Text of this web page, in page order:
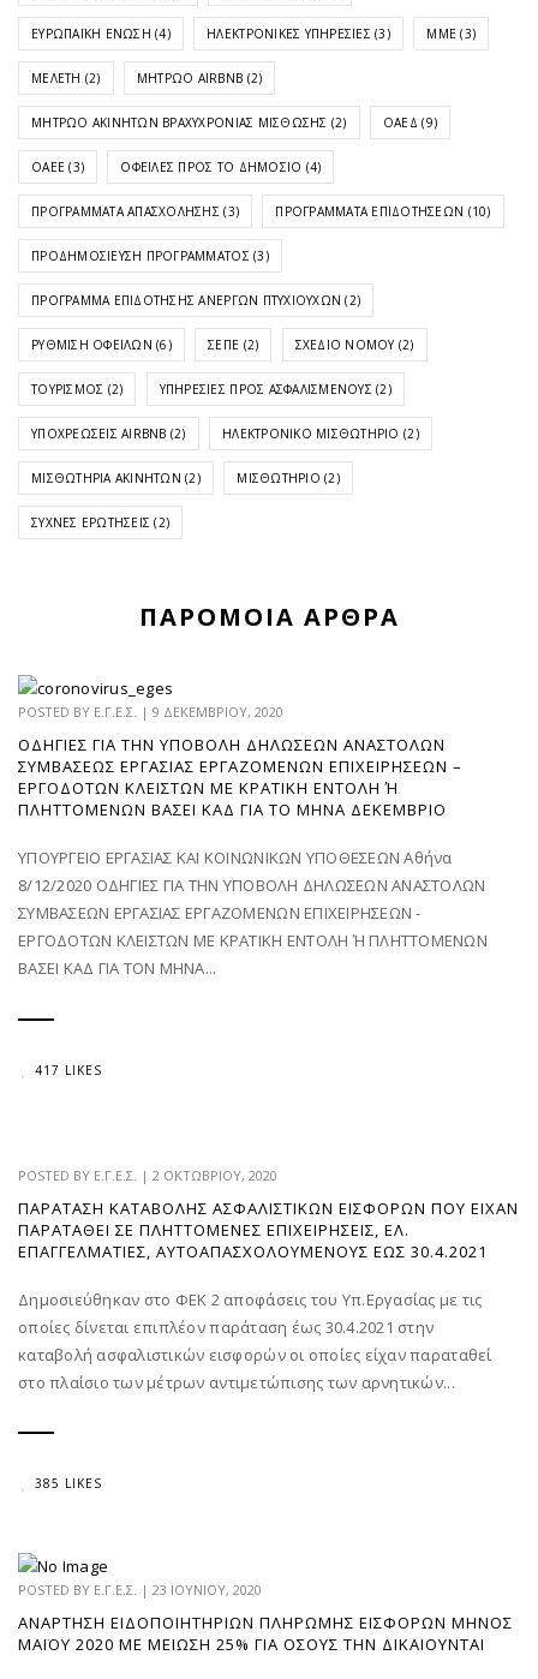
ΕΥΡΩΠΑΪΚΉ ΈΝΩΣΗ (4) ΗΛΕΚΤΡΟΝΙΚΈΣ ΥΠΗΡΕΣΊΕΣ (3) ΜΜΕ (3)
ΜΕΛΈΤΗ (2) ΜΗΤΡΏΟ AIRBNB (2)
ΜΗΤΡΏΟ ΑΚΙΝΉΤΩΝ ΒΡΑΧΥΧΡΌΝΙΑΣ ΜΊΣΘΩΣΗΣ (2) ΟΑΕΔ (9)
ΟΑΕΕ (3) ΟΦΕΙΛΈΣ ΠΡΟΣ ΤΟ ΔΗΜΌΣΙΟ (4)
ΠΡΟΓΡΆΜΜΑΤΑ ΑΠΑΣΧΌΛΗΣΗΣ (3) ΠΡΟΓΡΆΜΜΑΤΑ ΕΠΙΔΟΤΉΣΕΩΝ (10)
ΠΡΟΔΗΜΟΣΊΕΥΣΗ ΠΡΟΓΡΆΜΜΑΤΟΣ (3)
ΠΡΌΓΡΑΜΜΑ ΕΠΙΔΌΤΗΣΗΣ ΑΝΈΡΓΩΝ ΠΤΥΧΙΟΎΧΩΝ (2)
ΡΎΘΜΙΣΗ ΟΦΕΙΛΏΝ (6) ΣΕΠΕ (2) ΣΧΈΔΙΟ ΝΌΜΟΥ (2)
ΤΟΥΡΙΣΜΌΣ (2) ΥΠΗΡΕΣΊΕΣ ΠΡΟΣ ΑΣΦΑΛΙΣΜΈΝΟΥΣ (2)
ΥΠΟΧΡΕΏΣΕΙΣ AIRBNB (2) ΗΛΕΚΤΡΟΝΙΚΌ ΜΙΣΘΩΤΉΡΙΟ (2)
ΜΙΣΘΩΤΉΡΙΑ ΑΚΙΝΉΤΩΝ (2) ΜΙΣΘΩΤΉΡΙΟ (2)
ΣΥΧΝΈΣ ΕΡΩΤΉΣΕΙΣ (2)
ΠΑΡΌΜΟΙΑ ΆΡΘΡΑ
POSTED BY Ε.Γ.Ε.Σ. | 9 ΔΕΚΕΜΒΡΊΟΥ, 2020
ΟΔΗΓΊΕΣ ΓΙΑ ΤΗΝ ΥΠΟΒΟΛΉ ΔΗΛΏΣΕΩΝ ΑΝΑΣΤΟΛΏΝ
ΣΥΜΒΆΣΕΩΣ ΕΡΓΑΣΊΑΣ ΕΡΓΑΖΟΜΈΝΩΝ ΕΠΙΧΕΙΡΉΣΕΩΝ –
ΕΡΓΟΔΟΤΏΝ ΚΛΕΙΣΤΏΝ ΜΕ ΚΡΑΤΙΚΉ ΕΝΤΟΛΉ Ή Π
ΛΗΤΤΌΜΕΝΩΝ ΒΆΣΕΙ ΚΑΔ ΓΙΑ ΤΟ ΜΉΝΑ ΔΕΚΈΜΒΡΙΟ
ΥΠΟΥΡΓΕΙΟ ΕΡΓΑΣΙΑΣ ΚΑΙ ΚΟΙΝΩΝΙΚΩΝ ΥΠΟΘΕΣΕΩΝ Αθήνα
8/12/2020 ΟΔΗΓΙΕΣ ΓΙΑ ΤΗΝ ΥΠΟΒΟΛΗ ΔΗΛΩΣΕΩΝ ΑΝΑΣΤΟΛΩΝ
ΣΥΜΒΑΣΕΩΝ ΕΡΓΑΣΙΑΣ ΕΡΓΑΖΟΜΕΝΩΝ ΕΠΙΧΕΙΡΗΣΕΩΝ -
ΕΡΓΟΔΟΤΩΝ ΚΛΕΙΣΤΩΝ ΜΕ ΚΡΑΤΙΚΗ ΕΝΤΟΛΗ Ή ΠΛΗΤΤΟΜΕΝΩΝ
ΒΑΣΕΙ ΚΑΔ ΓΙΑ ΤΟΝ ΜΗΝΑ...
417 LIKES
POSTED BY Ε.Γ.Ε.Σ. | 2 ΟΚΤΩΒΡΊΟΥ, 2020
ΠΑΡΆΤΑΣΗ ΚΑΤΑΒΟΛΉΣ ΑΣΦΑΛΙΣΤΙΚΏΝ ΕΙΣΦΟΡΏΝ ΠΟΥ ΕΊΧΑΝ
ΠΑΡΑΤΑΘΕΊ ΣΕ ΠΛΗΤΤΌΜΕΝΕΣ ΕΠΙΧΕΙΡΉΣΕΙΣ, ΕΛ.
ΕΠΑΓΓΕΛΜΑΤΊΕΣ, ΑΥΤΟΑΠΑΣΧΟΛΟΎΜΕΝΟΥΣ ΈΩΣ 30.4.2021
Δημοσιεύθηκαν στο ΦΕΚ 2 αποφάσεις του Υπ.Εργασίας με τις
οποίες δίνεται επιπλέον παράταση έως 30.4.2021 στην
καταβολή ασφαλιστικών εισφορών οι οποίες είχαν παραταθεί
στο πλαίσιο των μέτρων αντιμετώπισης των αρνητικών...
385 LIKES
POSTED BY Ε.Γ.Ε.Σ. | 23 ΙΟΥΝΊΟΥ, 2020
ΑΝΆΡΤΗΣΗ ΕΙΔΟΠΟΙΗΤΗΡΊΩΝ ΠΛΗΡΩΜΉΣ ΕΙΣΦΟΡΏΝ ΜΗΝΌΣ
ΜΑΪ́ΟΥ 2020 ΜΕ ΜΕΊΩΣΗ 25% ΓΙΑ ΌΣΟΥΣ ΤΗΝ ΔΙΚΑΙΟΎΝΤΑΙ